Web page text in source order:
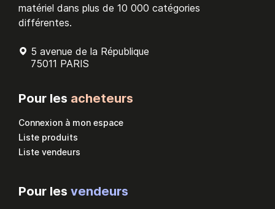
matériel dans plus de 10 000 catégories
différentes.
5 avenue de la République
75011 PARIS
Pour les acheteurs
Connexion à mon espace
Liste produits
Liste vendeurs
Pour les vendeurs